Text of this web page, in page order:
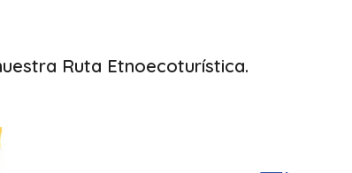
Ruta Etnoecoturística.